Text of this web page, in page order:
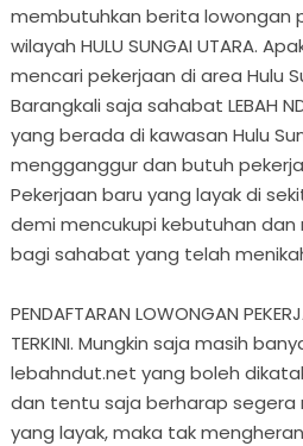
membutuhkan berita lowongan
wilayah HULU SUNGAI UTARA.
mencari pekerjaan di area Hulu
Barangkali saja sahabat LEBAH
yang berada di kawasan Hulu
mengganggur dan butuh
Pekerjaan baru yang layak di
demi mencukupi kebutuhan dan
bagi sahabat yang telah
PENDAFTARAN LOWONGAN
TERKINI. Mungkin saja masih
lebahndut.net yang boleh
dan tentu saja berharap
yang layak, maka tak